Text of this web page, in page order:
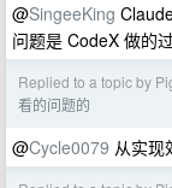
@SingeeKing
问题是 CodeX 做的
Replied to a topic by
看的问题的
@Cycle0079 从实现